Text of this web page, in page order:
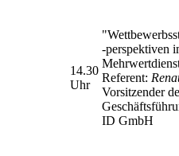
14.30
Uhr
-perspektiven
Referent:
Vorsitzender
ID GmbH